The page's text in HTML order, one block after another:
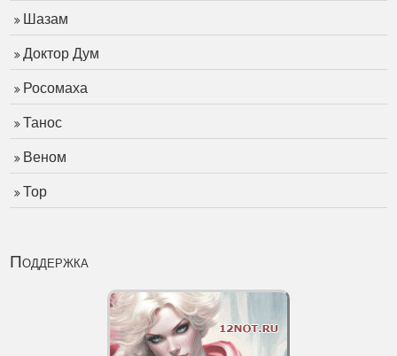
Шазам
Доктор Дум
Росомаха
Танос
Веном
Тор
Поддержка